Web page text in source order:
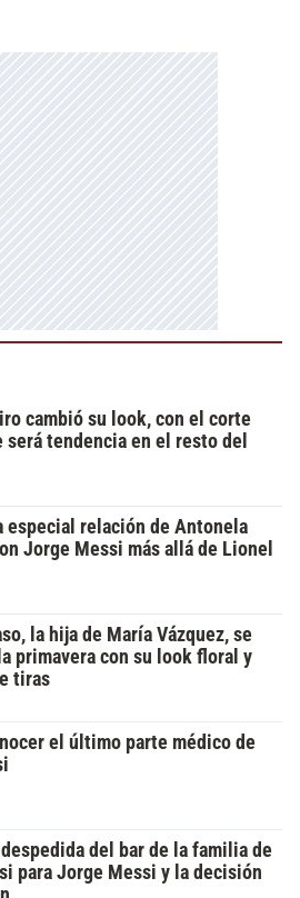
cambió su look, con el corte
será tendencia en el resto del
especial relación de Antonela
Jorge Messi más allá de Lionel
la hija de María Vázquez, se
primavera con su look floral y
tiras
el último parte médico de
del bar de la familia de
para Jorge Messi y la decisión